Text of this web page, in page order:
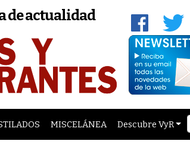
de actualidad
MISCELÁNEA Descubre VyR